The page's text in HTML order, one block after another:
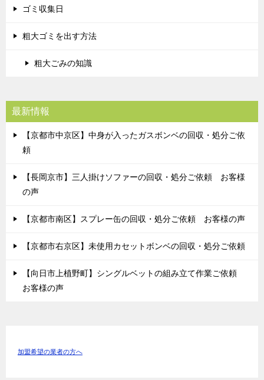
ゴミ収集日
粗大ゴミを出す方法
粗大ごみの知識
最新情報
【京都市中京区】中身が入ったガスボンベの回収・処分ご依
頼
【長岡京市】三人掛けソファーの回収・処分ご依頼 お客様
の声
【京都市南区】スプレー缶の回収・処分ご依頼 お客様の声
【京都市右京区】未使用カセットボンベの回収・処分ご依頼
【向日市上植野町】シングルベットの組み立て作業ご依頼
お客様の声
加盟希望の業者の方へ